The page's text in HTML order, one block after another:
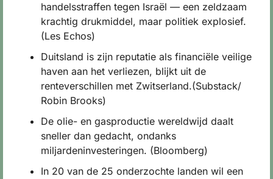
handelsstraffen tegen Israël — een zeldzaam
krachtig drukmiddel, maar politiek explosief.
(Les Echos)
Duitsland is zijn reputatie als financiële veilige
haven aan het verliezen, blijkt uit de
renteverschillen met Zwitserland.(Substack/
Robin Brooks)
De olie- en gasproductie wereldwijd daalt
sneller dan gedacht, ondanks
miljardeninvesteringen. (Bloomberg)
In 20 van de 25 onderzochte landen wil een